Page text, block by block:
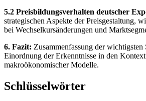
5.2 Preisbildungsverhalten deutscher
strategischen Aspekte der Preisgestaltung,
bei Wechselkursänderungen und
6. Fazit: Zusammenfassung der wichtigsten
Einordnung der Erkenntnisse in den
makroökonomischer Modelle.
Schlüsselwörter